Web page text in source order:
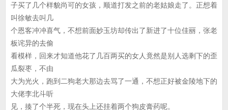
子买了几个样貌尚可的女孩，顺道打发之前的老姑娘走了。正想着
叫徐敏去叫几
个恩客冲冲喜气，不想前面妙玉坊却传出了新进了十位佳丽，张老
板诧异的去偷
看模样，回来才知道他花了几百两买的女人竟然是别人选剩下的歪
瓜裂枣，不由
大为光火，跑到二狗老大那边去骂了一通，不想正好被金陵地下的
大佬李北斗听
见，揍了个半死，现在头上还挂着两个狗皮膏药呢。